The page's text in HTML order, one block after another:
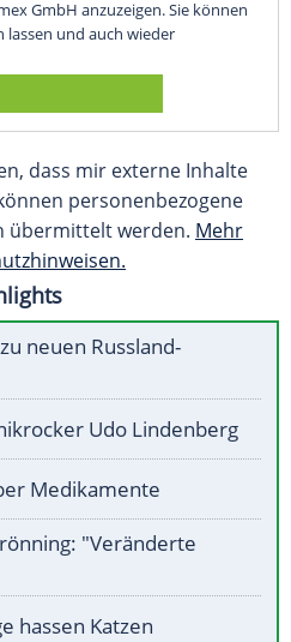
GmbH anzuzeigen. Sie können
lassen und auch wieder
dass mir externe Inhalte
personenbezogene
übermittelt werden. Mehr
neuen Russland-
Udo Lindenberg
Medikamente
"Veränderte
hassen Katzen